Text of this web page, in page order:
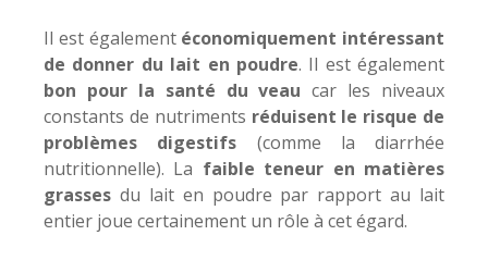
Il est également économiquement intéressant
de donner du lait en poudre. Il est également
bon pour la santé du veau car les niveaux
constants de nutriments réduisent le risque de
problèmes digestifs (comme la diarrhée
nutritionnelle). La faible teneur en matières
grasses du lait en poudre par rapport au lait
entier joue certainement un rôle à cet égard.